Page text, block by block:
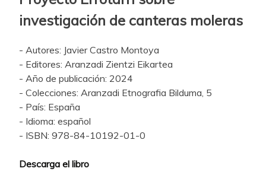
investigación de canteras moleras
- Autores: Javier Castro Montoya
- Editores: Aranzadi Zientzi Eikartea
- Año de publicación: 2024
- Colecciones: Aranzadi Etnografia Bilduma, 5
- País: España
- Idioma: español
- ISBN: 978-84-10192-01-0
Descarga el libro